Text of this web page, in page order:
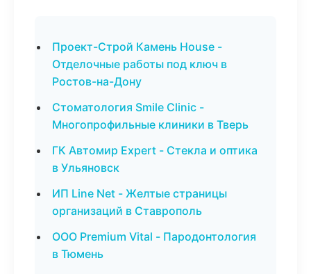
Проект-Строй Камень House -
Отделочные работы под ключ в
Ростов-на-Дону
Стоматология Smile Clinic -
Многопрофильные клиники в Тверь
ГК Автомир Expert - Стекла и оптика
в Ульяновск
ИП Line Net - Желтые страницы
организаций в Ставрополь
ООО Premium Vital - Пародонтология
в Тюмень